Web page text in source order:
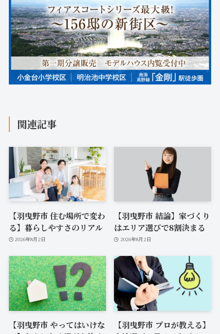
関連記事
【羽曳野市 住む場所で変わ
る】暮らしやすさのリアル
2026年8月2日
【羽曳野市 結論】家づくり
はエリア選びで8割決まる
2026年8月2日
【羽曳野市 やってはいけな
【羽曳野市 プロが教える】